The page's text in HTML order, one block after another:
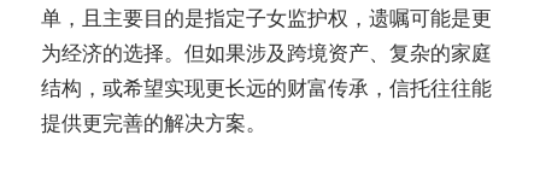
单，且主要目的是指定子女监护权，遗嘱可能是更
为经济的选择。但如果涉及跨境资产、复杂的家庭
结构，或希望实现更长远的财富传承，信托往往能
提供更完善的解决方案。